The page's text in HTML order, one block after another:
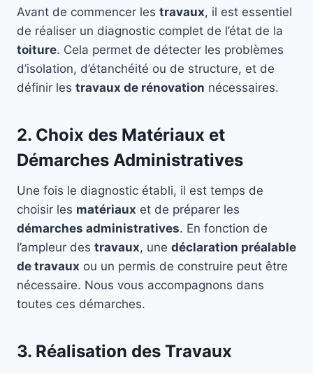
Avant de commencer les travaux, il est essentiel
de réaliser un diagnostic complet de l’état de la
toiture. Cela permet de détecter les problèmes
d’isolation, d’étanchéité ou de structure, et de
définir les travaux de rénovation nécessaires.
2. Choix des Matériaux et
Démarches Administratives
Une fois le diagnostic établi, il est temps de
choisir les matériaux et de préparer les
démarches administratives. En fonction de
l’ampleur des travaux, une déclaration préalable
de travaux ou un permis de construire peut être
nécessaire. Nous vous accompagnons dans
toutes ces démarches.
3. Réalisation des Travaux